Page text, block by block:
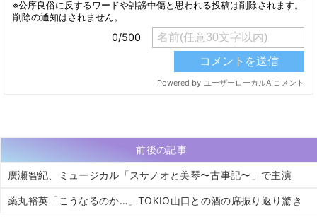
前後の記事
廣瀬智紀、ミュージカル「スサノオと美琴〜古事記〜」で主演
薬丸裕英「こうなるのか…」TOKIO山口との酒の席振り返り驚き